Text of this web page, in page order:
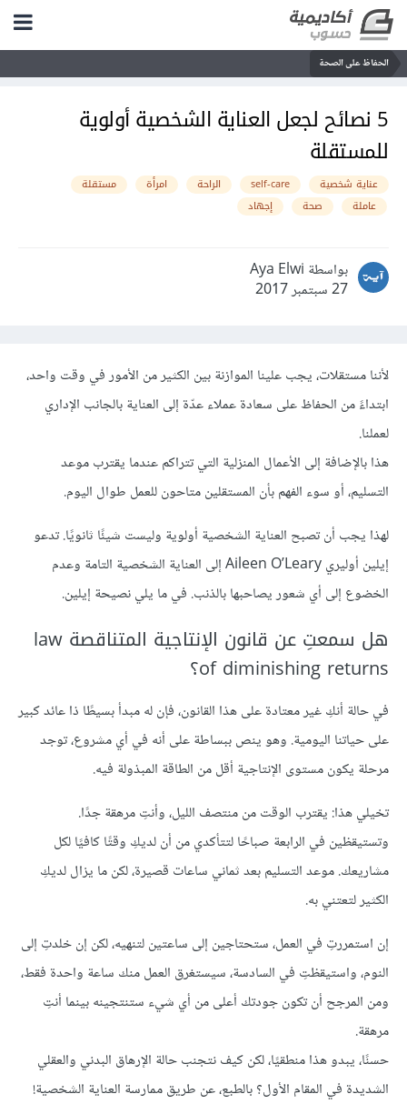
الحفاظ على الصحة
5 نصائح لجعل العناية الشخصية أولوية
للمستقلة
عناية شخصية self-care الراحة امرأة
مستقلة
عاملة
صحة إجهاد
بواسطة Aya Elwi
27 سبتمبر 2017
لأننا مستقلات، يجب علينا الموازنة بين الكثير من الأمور في وقت واحد،
ابتداءً من الحفاظ على سعادة عملاء عدّة إلى العناية بالجانب الإداري
لعملنا.
هذا بالإضافة إلى الأعمال المنزلية التي تتراكم عندما يقترب موعد
التسليم، أو سوء الفهم بأن المستقلين متاحون للعمل طوال اليوم.
لهذا يجب أن تصبح العناية الشخصية أولوية وليست شيئًا ثانويًا. تدعو
إيلين أوليري Aileen O’Leary إلى العناية الشخصية التامة وعدم
الخضوع إلى أي شعور يصاحبها بالذنب. في ما يلي نصيحة إيلين.
هل سمعتِ عن قانون الإنتاجية المتناقصة law
of diminishing returns؟
في حالة أنكِ غير معتادة على هذا القانون، فإن له مبدأ بسيطًا ذا عائد كبير
على حياتنا اليومية. وهو ينص ببساطة على أنه في أي مشروع، توجد
مرحلة يكون مستوى الإنتاجية أقل من الطاقة المبذولة فيه.
تخيلي هذا: يقترب الوقت من منتصف الليل، وأنتِ مرهقة جدًا.
وتستيقظين في الرابعة صباحًا لتتأكدي من أن لديكِ وقتًا كافيًا لكل
مشاريعك. موعد التسليم بعد ثماني ساعات قصيرة، لكن ما يزال لديكِ
الكثير لتعتني به.
إن استمررتِ في العمل، ستحتاجين إلى ساعتين لتنهيه، لكن إن خلدتِ إلى
النوم، واستيقظتِ في السادسة، سيستغرق العمل منك ساعة واحدة فقط،
ومن المرجح أن تكون جودتك أعلى من أي شيء ستنتجينه بينما أنتِ
مرهقة.
حسنًا، يبدو هذا منطقيًا، لكن كيف نتجنب حالة الإرهاق البدني والعقلي
الشديدة في المقام الأول؟ بالطبع، عن طريق ممارسة العناية الشخصية!